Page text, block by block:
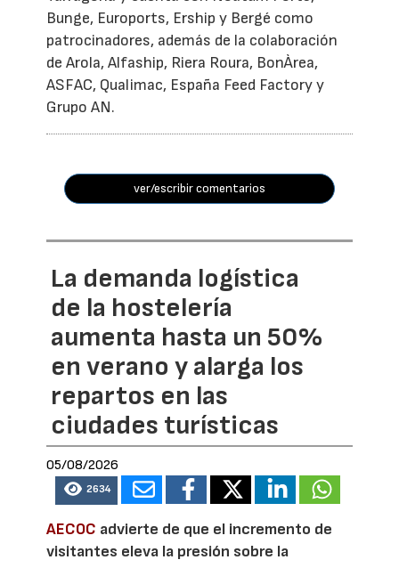
Bunge, Euroports, Ership y Bergé como
patrocinadores, además de la colaboración
de Arola, Alfaship, Riera Roura, BonÀrea,
ASFAC, Qualimac, España Feed Factory y
Grupo AN.
ver/escribir comentarios
La demanda logística
de la hostelería
aumenta hasta un 50%
en verano y alarga los
repartos en las
ciudades turísticas
05/08/2026
2634
AECOC advierte de que el incremento de
visitantes eleva la presión sobre la